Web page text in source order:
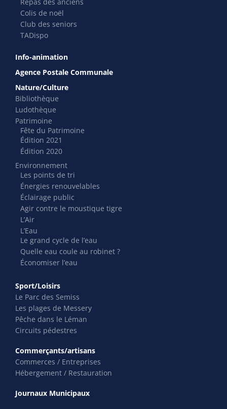
Colis de noël
Club des seniors
TADispo
Info-animation
Agence Postale Communale
Nature/Culture
Bibliothèque
Ludothèque
Patrimoine
Fête du Patrimoine
Édition 2021
Édition 2020
Environnement
Les points de tri
Énergies renouvelables
Éclairage public
Agir contre le moustique tigre
L’Air
L’Eau
Le grand cycle de l’eau
Quelle eau coule au robinet ?
Économiser l’eau
Sport/Loisirs
Le Parc des Semiss
Les plages de Messery
Pêche dans le Léman
Circuits pédestres
Commerçants/artisans
Commerces / Entreprises
Hébergement / Restauration
Journaux Municipaux